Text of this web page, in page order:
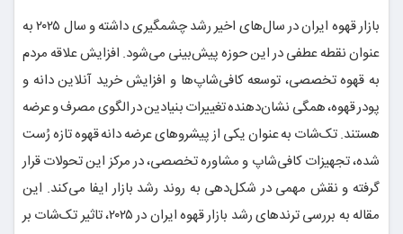
بازار قهوه ایران در سال‌های اخیر رشد چشمگیری داشته و سال ۲۰۲۵ به
عنوان نقطه عطفی در این حوزه پیش‌بینی می‌شود. افزایش علاقه مردم
به قهوه تخصصی، توسعه کافی‌شاپ‌ها و افزایش خرید آنلاین دانه و
پودر قهوه، همگی نشان‌دهنده تغییرات بنیادین در الگوی مصرف و عرضه
هستند. تک‌شات به عنوان یکی از پیشروهای عرضه دانه قهوه تازه رُست
شده، تجهیزات کافی‌شاپ و مشاوره تخصصی، در مرکز این تحولات قرار
گرفته و نقش مهمی در شکل‌دهی به روند رشد بازار ایفا می‌کند. این
مقاله به بررسی ترندهای رشد بازار قهوه ایران در ۲۰۲۵، تاثیر تک‌شات بر